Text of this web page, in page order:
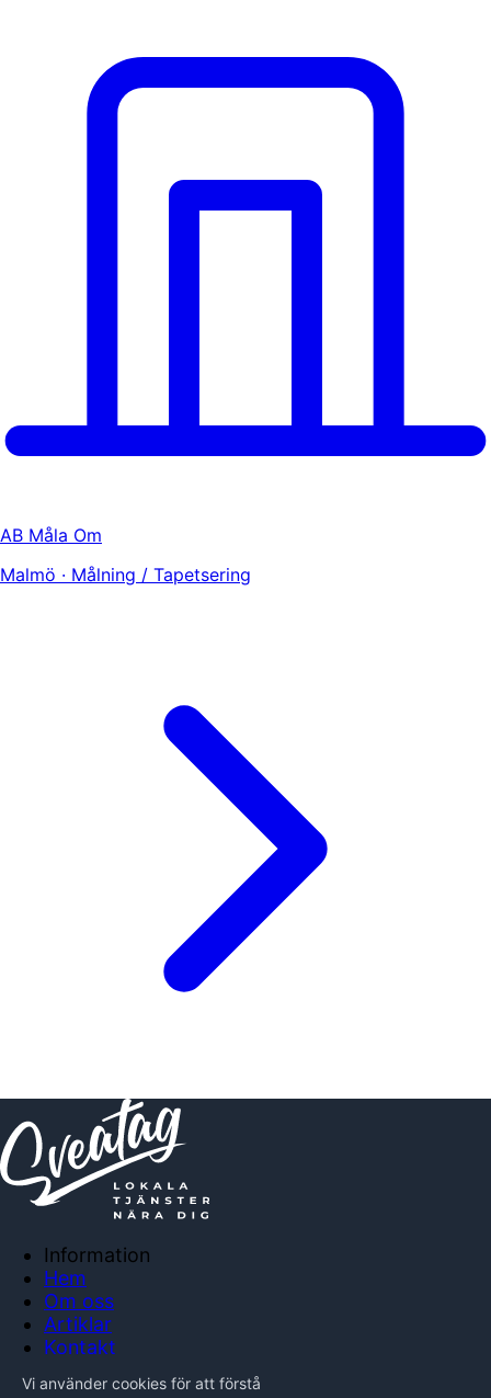
AB Måla Om
Malmö · Målning / Tapetsering
Information
Hem
Om oss
Artiklar
Kontakt
Integritetspolicy
Vi använder cookies för att förstå